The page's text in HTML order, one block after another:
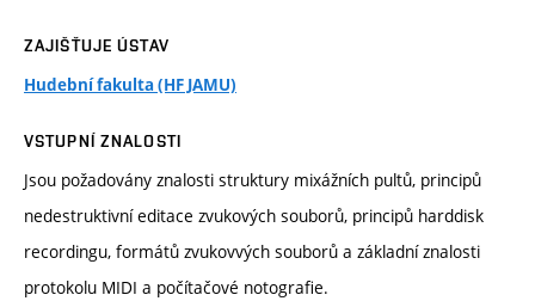
ZAJIŠŤUJE ÚSTAV
Hudební fakulta (HF JAMU)
VSTUPNÍ ZNALOSTI
Jsou požadovány znalosti struktury mixážních pultů, principů
nedestruktivní editace zvukových souborů, principů harddisk
recordingu, formátů zvukovvých souborů a základní znalosti
protokolu MIDI a počítačové notografie.